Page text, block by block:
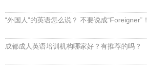
“外国人”的英语怎么说？ 不要说成“Foreigner”！
成都成人英语培训机构哪家好？有推荐的吗？